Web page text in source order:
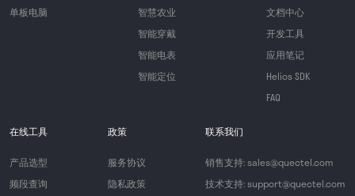
单板电脑
智慧农业
智能穿戴
智能电表
智能定位
文档中心
开发工具
应用笔记
Helios SDK
FAQ
在线工具
产品选型
频段查询
政策
服务协议
隐私政策
联系我们
销售支持: sales@quectel.com
技术支持: support@quectel.com